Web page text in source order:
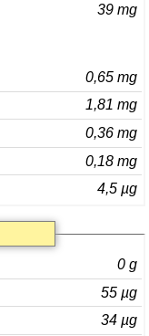
39 mg
0,65 mg
1,81 mg
0,36 mg
0,18 mg
4,5 µg
0 g
55 µg
34 µg